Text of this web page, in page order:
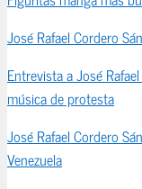
José Rafael Cordero
Entrevista a José
música de protesta
José Rafael Cordero
Venezuela